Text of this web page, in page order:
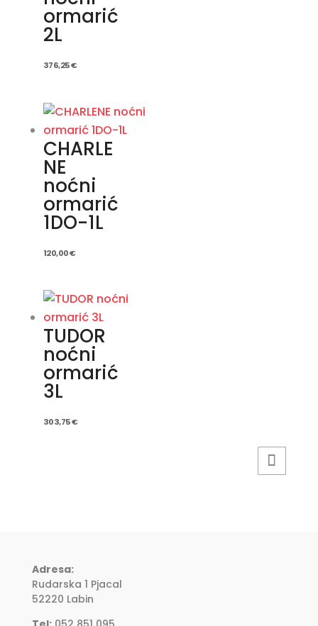
ormarić
2L
376,25€
CHARLE
NE
noćni
ormarić
1DO-1L
120,00€
TUDOR
noćni
ormarić
3L
303,75€
Adresa:
Rudarska 1 Pjacal
52220 Labin